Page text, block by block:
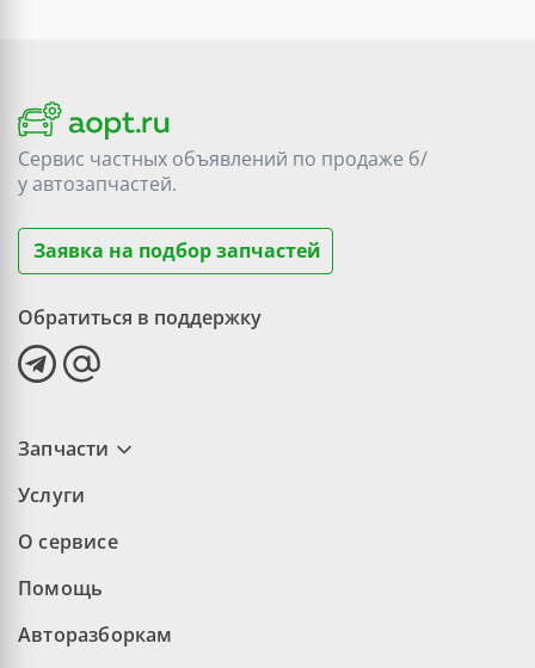
Сервис частных объявлений по продаже б/
уавтозапчастей.
Заявка на подбор запчастей
Обратиться в поддержку
Запчасти
Услуги
О сервисе
Помощь
Авторазборкам